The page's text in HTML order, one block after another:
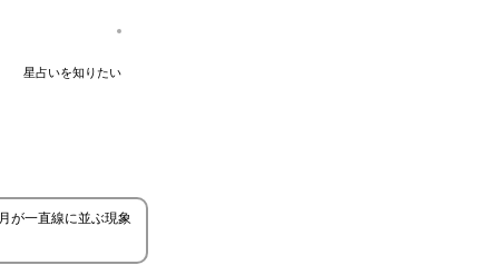
星占いを知りたい
が一直線に並ぶ現象